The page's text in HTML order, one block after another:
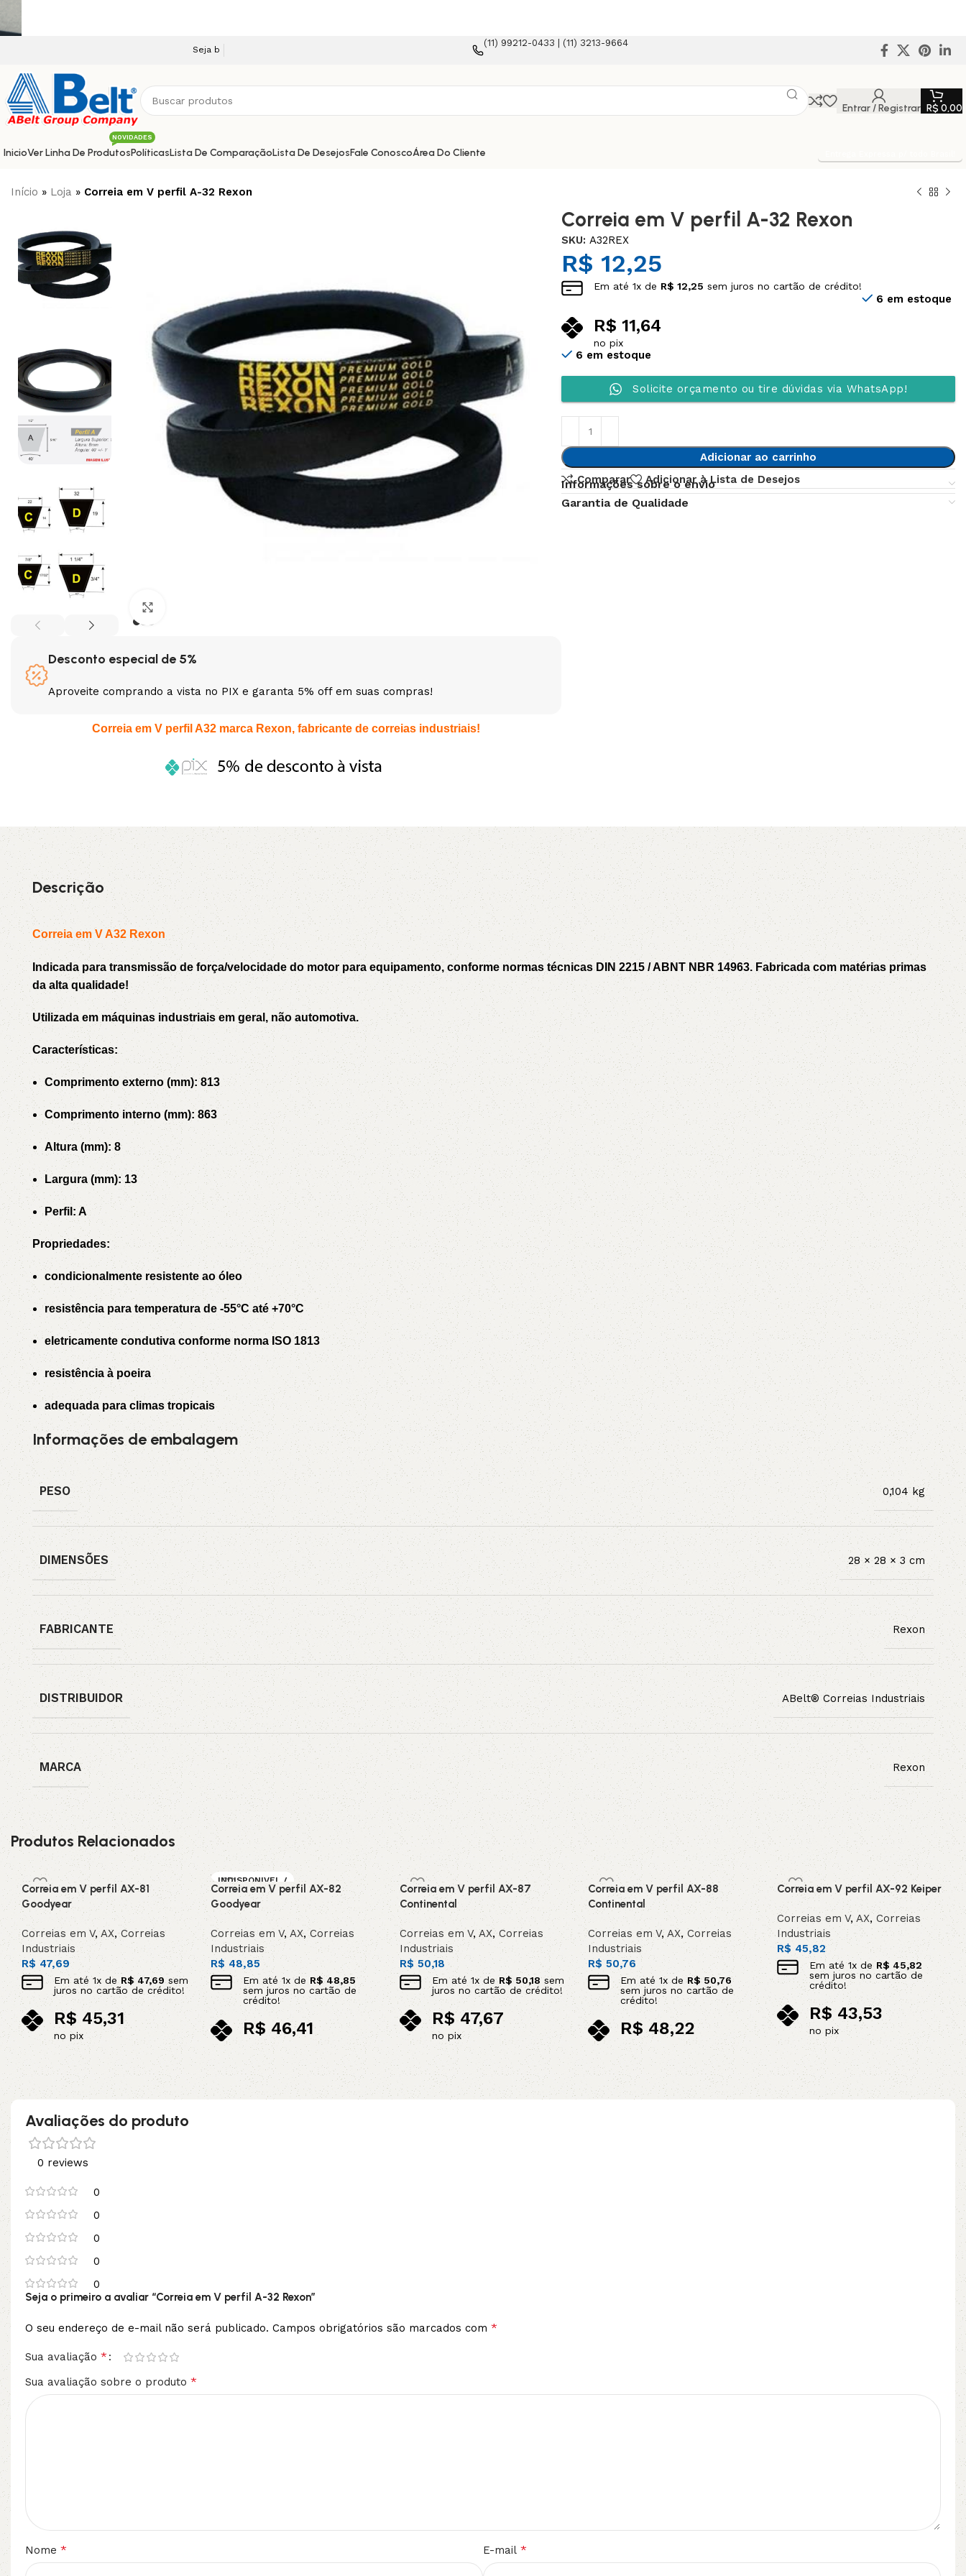
Seja bem vindo a nossa plataforma e-commerce!
(11) 99212-0433 | (11) 3213-9664
Entrar / Registrar R$ 0,00
InicioVer Linha De Produtos
NOVIDADES
3L
XPA XPB XPZ ZX
PolíticasLista De ComparaçãoLista De DesejosFale ConoscoÁrea Do Cliente
Início » Loja » Correia em V perfil A-32 Rexon
Desconto especial de 5%
Aproveite comprando a vista no PIX e garanta 5% off em suas compras!
Correia em V perfil A32 marca Rexon, fabricante de correias industriais!
Correia em V perfil A-32 Rexon
SKU:A32REX
R$ 12,25
Em até1x de R$ 12,25 sem juros no cartão de crédito!
R$ 11,64
no pix
6 em estoque
6 em estoque
Solicite orçamento ou tire dúvidas via WhatsApp!
Adicionar ao carrinho
Comparar
Adicionar à Lista de Desejos
Informações sobre o envio
Garantia de Qualidade
Descrição
Correia em V A32 Rexon
Indicada para transmissão de força/velocidade do motor para equipamento, conforme normas técnicas DIN 2215 / ABNT NBR 14963. Fabricada com matérias primas
da alta qualidade!
Utilizada em máquinas industriais em geral, não automotiva.
Características:
Comprimento externo (mm): 813
Comprimento interno (mm): 863
Altura (mm): 8
Largura (mm): 13
Perfil: A
Propriedades:
condicionalmente resistente ao óleo
resistência para temperatura de -55°C até +70°C
eletricamente condutiva conforme norma ISO 1813
resistência à poeira
adequada para climas tropicais
Informações de embalagem
PESO 0,104 kg
DIMENSÕES 28 × 28 × 3 cm
FABRICANTE Rexon
DISTRIBUIDOR ABelt® Correias Industriais
MARCA Rexon
Produtos Relacionados
Correia em V perfil AX-81
Goodyear
Correias em V,AX,Correias
Industriais
R$ 47,69
Em até1x de R$47,69sem
juros no cartão de crédito!
R$45,31
no pix
Adicionar ao carrinho
INDISPONIVEL /
SOB ENCOMEN
DA
Correia em V perfil AX-82
Goodyear
Correias em V, AX,Correias
Industriais
R$48,85
Em até1x de R$48,85
sem juros no cartão de
crédito!
R$ 46,41
no pix
Leia mais
Correia em V perfil AX-87
Continental
Correias em V, AX,Correias
Industriais
R$50,18
Em até 1x deR$50,18sem
juros no cartão de crédito!
R$47,67
no pix
Adicionar ao carrinho
Correia em V perfil AX-88
Continental
Correias em V,AX,Correias
Industriais
R$ 50,76
Em até1x deR$50,76
sem juros no cartão de
crédito!
R$48,22
no pix
Adicionar ao carrinho
Correia em V perfil AX-92 Keiper
Correias em V,AX,Correias
Industriais
R$ 45,82
Em até1x deR$ 45,82
sem juros no cartão de
crédito!
R$ 43,53
no pix
Adicionar ao carrinho
Avaliações do produto
0 reviews
0
0
0
0
0
Seja o primeiro a avaliar “Correia em V perfil A-32 Rexon”
O seu endereço de e-mail não será publicado. Campos obrigatórios são marcados com *
Sua avaliação *
Sua avaliação sobre o produto *
Nome * E-mail *